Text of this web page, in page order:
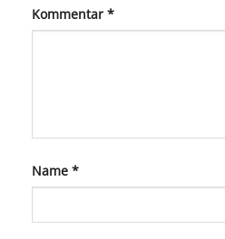
Kommentar *
Name *